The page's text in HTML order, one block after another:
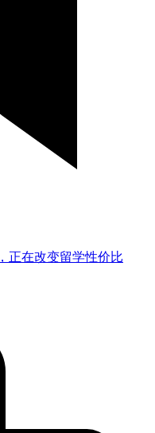
正在改变留学性价比